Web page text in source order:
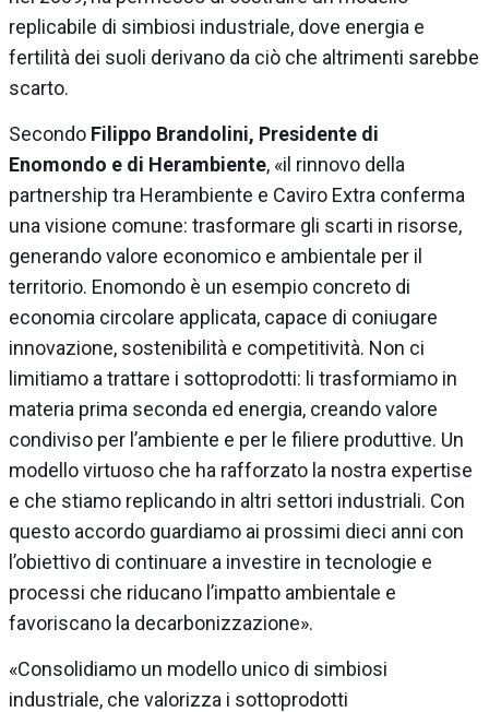
replicabile di simbiosi industriale, dove energia e
fertilità dei suoli derivano da ciò che altrimenti sarebbe
scarto.
Secondo Filippo Brandolini, Presidente di
Enomondo e di Herambiente, «il rinnovo della
partnership tra Herambiente e Caviro Extra conferma
una visione comune: trasformare gli scarti in risorse,
generando valore economico e ambientale per il
territorio. Enomondo è un esempio concreto di
economia circolare applicata, capace di coniugare
innovazione, sostenibilità e competitività. Non ci
limitiamo a trattare i sottoprodotti: li trasformiamo in
materia prima seconda ed energia, creando valore
condiviso per l’ambiente e per le filiere produttive. Un
modello virtuoso che ha rafforzato la nostra expertise
e che stiamo replicando in altri settori industriali. Con
questo accordo guardiamo ai prossimi dieci anni con
l’obiettivo di continuare a investire in tecnologie e
processi che riducano l’impatto ambientale e
favoriscano la decarbonizzazione».
«Consolidiamo un modello unico di simbiosi
industriale, che valorizza i sottoprodotti